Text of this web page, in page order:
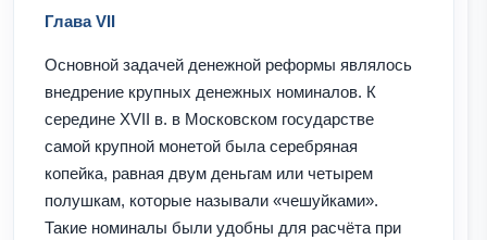
Глава VII
Основной задачей денежной реформы являлось
внедрение крупных денежных номиналов. К
середине XVII в. в Московском государстве
самой крупной монетой была серебряная
копейка, равная двум деньгам или четырем
полушкам, которые называли «чешуйками».
Такие номиналы были удобны для расчёта при